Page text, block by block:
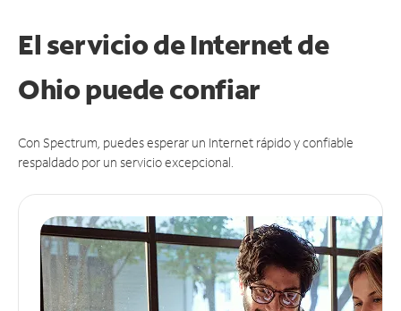
El servicio de Internet de
Ohio puedeconfiar
Con Spectrum, puedes esperar un Internet rápido y confiable
respaldado por un servicio excepcional.